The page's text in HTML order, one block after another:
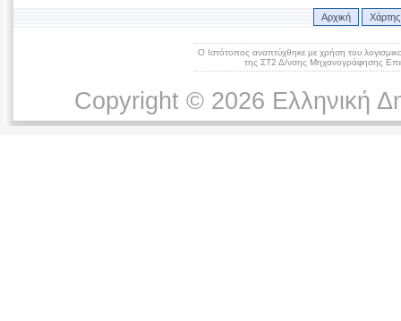
Αρχική
Ο Ιστότοπος αναπτύχθηκε με χρήση του
της ΣΤ2 Δ/νσης Μηχανογράφησης
Copyright © 2026 Ελληνική